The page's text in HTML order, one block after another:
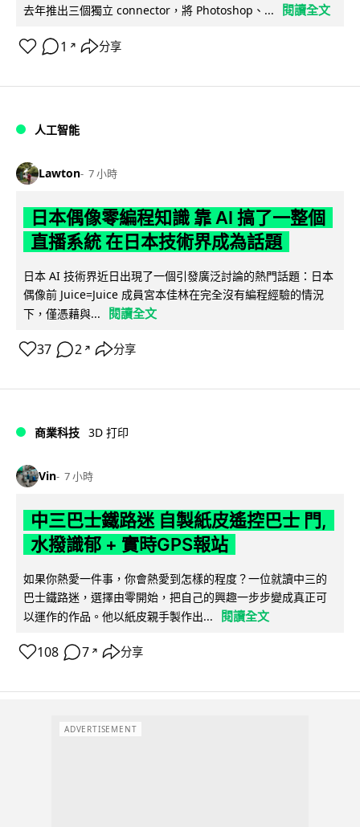
去年推出三個獨立 connector，將 Photoshop、...
閱讀全文
1 ↗ 分享
人工智能
Lawton 7 小時
日本偶像零編程知識 靠 AI 搞了一整個
直播系統 在日本技術界成為話題
日本 AI 技術界近日出現了一個引發廣泛討論的熱門話題：日本
偶像前 Juice=Juice 成員宮本佳林在完全沒有編程經驗的情況
下，僅憑藉與...
閱讀全文
37 2 ↗ 分享
商業科技 3D 打印
Vin 7 小時
中三巴士鐵路迷 自製紙皮遙控巴士 門,
水撥識郁 + 實時GPS報站
如果你熱愛一件事，你會熱愛到怎樣的程度？一位就讀中三的
巴士鐵路迷，選擇由零開始，把自己的興趣一步步變成真正可
以運作的作品。他以紙皮親手製作出...
閱讀全文
108 7 ↗ 分享
ADVERTISEMENT